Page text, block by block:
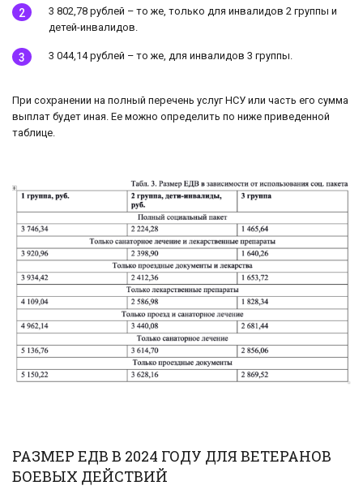
3 802,78 рублей – то же, только для инвалидов 2 группы и
детей-инвалидов.
3 044,14 рублей – то же, для инвалидов 3 группы.
При сохранении на полный перечень услуг НСУ или часть его сумма
выплат будет иная. Ее можно определить по ниже приведенной
таблице.
РАЗМЕР ЕДВ В 2024 ГОДУ ДЛЯ ВЕТЕРАНОВ
БОЕВЫХ ДЕЙСТВИЙ